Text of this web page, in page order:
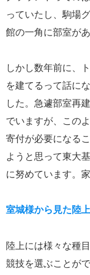
っていたし、駒場
館の一角に部室が
しかし数年前に、
を建てるって話に
した。急遽部室再
でいますが、この
寄付が必要になる
ようと思って東大
に努めています。
室城様から見た陸
陸上には様々な種
競技を選ぶことが